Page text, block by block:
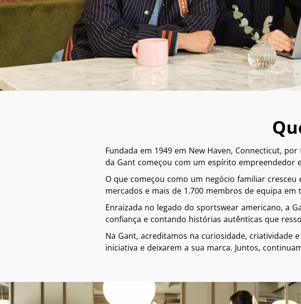
Fundada em 1949 em New Haven, Connecticut,
da Gant começou com um espírito empreendedor
O que começou como um negócio familiar
mercados e mais de 1.700 membros de equipa em
Enraizada no legado do sportswear americano, a
confiança e contando histórias autênticas que
Na Gant, acreditamos na curiosidade, criatividade
iniciativa e deixarem a sua marca. Juntos,